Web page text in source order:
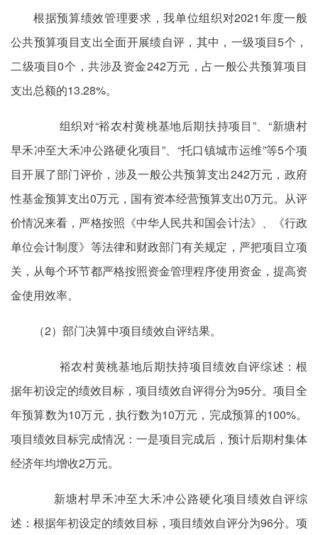
根据预算绩效管理要求，我单位组织对2021年度一般
公共预算项目支出全面开展绩自评，其中，一级项目5个，
二级项目0个，共涉及资金242万元，占一般公共预算项目
支出总额的13.28%。
组织对“裕农村黄桃基地后期扶持项目”、“新塘村
早禾冲至大禾冲公路硬化项目”、“托口镇城市运维”等5个项
目开展了部门评价，涉及一般公共预算支出242万元，政府
性基金预算支出0万元，国有资本经营预算支出0万元。从评
价情况来看，严格按照《中华人民共和国会计法》、《行政
单位会计制度》等法律和财政部门有关规定，严把项目立项
关，从每个环节都严格按照资金管理程序使用资金，提高资
金使用效率。
（2）部门决算中项目绩效自评结果。
裕农村黄桃基地后期扶持项目绩效自评综述：根
据年初设定的绩效目标，项目绩效自评得分为95分。项目全
年预算数为10万元，执行数为10万元，完成预算的100%。
项目绩效目标完成情况：一是项目完成后，预计后期村集体
经济年均增收2万元。
新塘村早禾冲至大禾冲公路硬化项目绩效自评综
述：根据年初设定的绩效目标，项目绩效自评分为96分。项